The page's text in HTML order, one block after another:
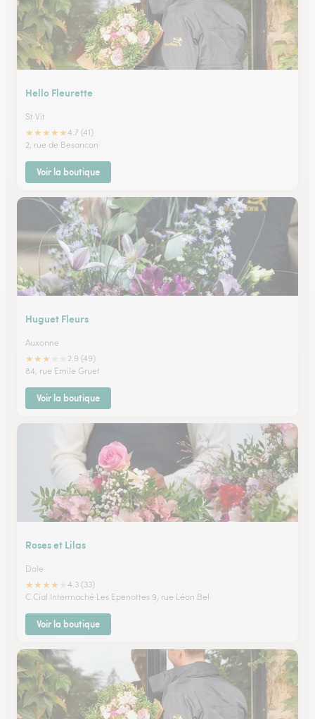
Hello Fleurette
St Vit
★★★★★4.7 (41)
2, rue de Besancon
Voir la boutique
Huguet Fleurs
Auxonne
★★★
2.9 (49)
84, rue Emile Gruet
Voir la boutique
Roses et Lilas
Dole
★★★★
4.3 (33)
C.Cial Intermaché Les Epenottes 9, rue Léon Bel
Voir la boutique